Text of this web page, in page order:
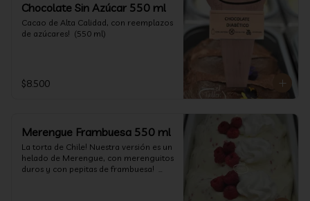
Chocolate Sin Azúcar 550 ml
Cacao de Alta Calidad, con reemplazos
de azúcares!  (550 ml)
$8.500
Merengue Frambuesa 550 ml
La torta de Chile! Nuestra versión es un
helado de Merengue, con merenguitos
duros y con pepitas de frambuesa!